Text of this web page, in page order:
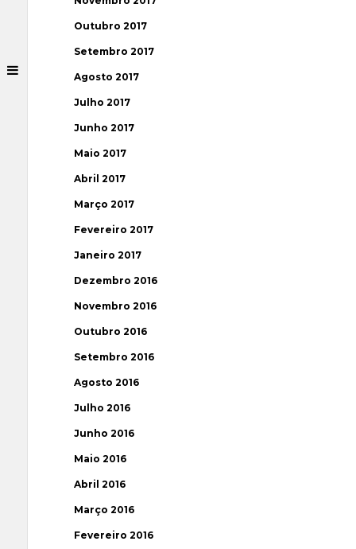
Outubro 2017
Setembro 2017
Agosto 2017
Julho 2017
Junho 2017
Maio 2017
Abril 2017
Março 2017
Fevereiro 2017
Janeiro 2017
Dezembro 2016
Novembro 2016
Outubro 2016
Setembro 2016
Agosto 2016
Julho 2016
Junho 2016
Maio 2016
Abril 2016
Março 2016
Fevereiro 2016